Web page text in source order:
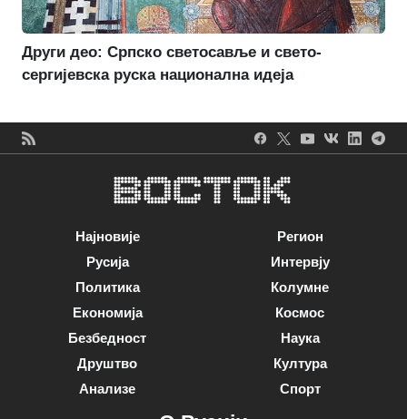
Други део: Српско светосавље и свето-
сергијевска руска национална идеја
Најновије
Русија
Политика
Економија
Безбедност
Друштво
Анализе
Регион
Интервју
Колумне
Космос
Наука
Култура
Спорт